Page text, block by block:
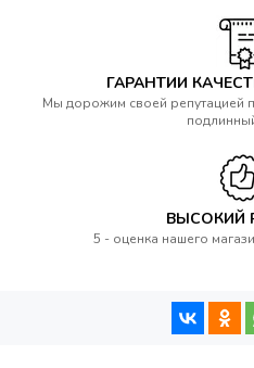
ГАРАНТИИ
Мы дорожим своей репутацией
ВЫСОКИЙ
5 - оценка нашего